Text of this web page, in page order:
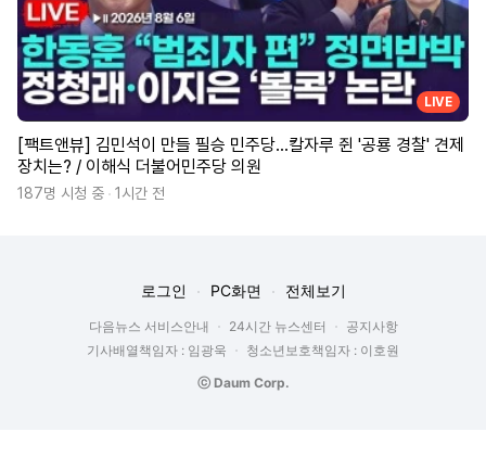
LIVE
[팩트앤뷰] 김민석이 만들 필승 민주당…칼자루 쥔 '공룡 경찰' 견제
장치는? / 이해식 더불어민주당 의원
187명 시청 중 1시간 전
로그인 PC화면 전체보기
다음뉴스 서비스안내 24시간 뉴스센터
공지사항
기사배열책임자 : 임광욱
청소년보호책임자 : 이호원
ⓒ Daum Corp.